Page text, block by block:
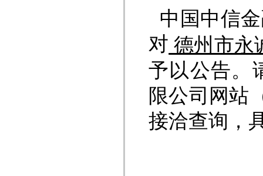
中国中信
对 德州市永
予以公告。
限公司网站
接洽查询，